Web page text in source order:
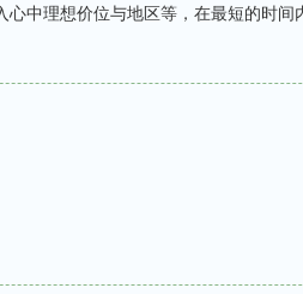
心中理想价位与地区等，在最短的时间